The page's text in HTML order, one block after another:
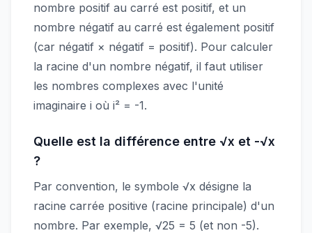
nombre positif au carré est positif, et un
nombre négatif au carré est également positif
(car négatif × négatif = positif). Pour calculer
la racine d'un nombre négatif, il faut utiliser
les nombres complexes avec l'unité
imaginaire i où i² = -1.
Quelle est la différence entre √x et -√x
?
Par convention, le symbole √x désigne la
racine carrée positive (racine principale) d'un
nombre. Par exemple, √25 = 5 (et non -5).